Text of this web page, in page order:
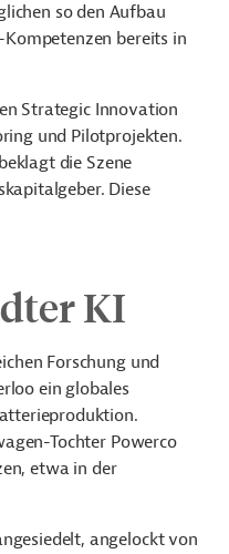
so den Aufbau
bereits in
Strategic Innovation
und Pilotprojekten.
die Szene
Diese
KI
Forschung und
ein globales
Tochter Powerco
n, etwa in der
angelockt von